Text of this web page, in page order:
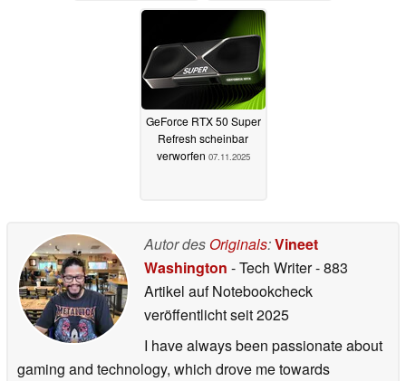
07.06.2026
GeForce RTX 50 Super
Refresh scheinbar
verworfen 07.11.2025
Autor des Originals:Vineet
Washington - Tech Writer- 883
Artikel auf Notebookcheck
veröffentlichtseit 2025
I have always been passionate about
gaming and technology, which drove me towards